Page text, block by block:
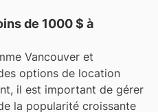
de 1000 $ à
Vancouver et
options de location
il est important de gérer
la popularité croissante